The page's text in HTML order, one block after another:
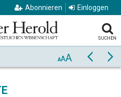
Abonnieren Einloggen
SUCHEN
AAA Zurück